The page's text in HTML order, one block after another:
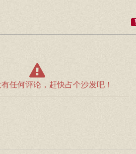
任何评论，赶快占个沙发吧！